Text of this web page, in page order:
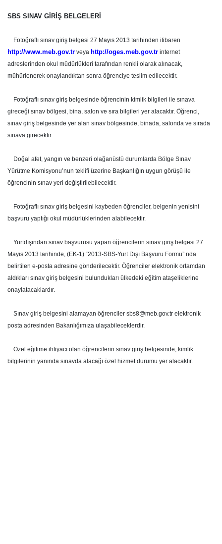
SBS SINAV GİRİŞ BELGELERİ
Fotoğraflı sınav giriş belgesi 27 Mayıs 2013 tarihinden itibaren
http://www.meb.gov.tr veya http://oges.meb.gov.tr internet
adreslerinden okul müdürlükleri tarafından renkli olarak alınacak,
mühürlenerek onaylandıktan sonra öğrenciye teslim edilecektir.
Fotoğraflı sınav giriş belgesinde öğrencinin kimlik bilgileri ile sınava
gireceği sınav bölgesi, bina, salon ve sıra bilgileri yer alacaktır. Öğrenci,
sınav giriş belgesinde yer alan sınav bölgesinde, binada, salonda ve sırada
sınava girecektir.
Doğal afet, yangın ve benzeri olağanüstü durumlarda Bölge Sınav
Yürütme Komisyonu’nun teklifi üzerine Başkanlığın uygun görüşü ile
öğrencinin sınav yeri değiştirilebilecektir.
Fotoğraflı sınav giriş belgesini kaybeden öğrenciler, belgenin yenisini
başvuru yaptığı okul müdürlüklerinden alabilecektir.
Yurtdışından sınav başvurusu yapan öğrencilerin sınav giriş belgesi 27
Mayıs 2013 tarihinde, (EK-1) “2013-SBS-Yurt Dışı Başvuru Formu” nda
belirtilen e-posta adresine gönderilecektir. Öğrenciler elektronik ortamdan
aldıkları sınav giriş belgesini bulundukları ülkedeki eğitim ataşeliklerine
onaylatacaklardır.
Sınav giriş belgesini alamayan öğrenciler sbs8@meb.gov.tr elektronik
posta adresinden Bakanlığımıza ulaşabileceklerdir.
Özel eğitime ihtiyacı olan öğrencilerin sınav giriş belgesinde, kimlik
bilgilerinin yanında sınavda alacağı özel hizmet durumu yer alacaktır.